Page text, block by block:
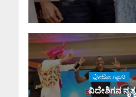
ಫೋಟೋ ಗ್ಯಾಲರಿ
ವಿದೇಶಿಗನ ನೃತ್ಯ